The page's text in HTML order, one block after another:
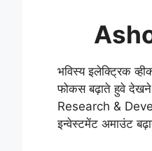
भविस्य इलेक्ट्रिक
फोकस बढ़ाते हुवे
Research &
इन्वेस्टमेंट अमाउंट